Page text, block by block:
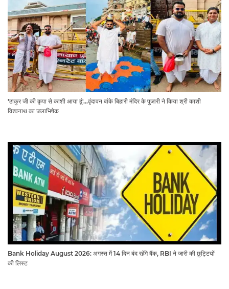
'ठाकुर जी की कृपा से काशी आया हूं'...वृंदावन बांके बिहारी मंदिर के पुजारी ने किया श्री काशी
विश्वनाथ का जलाभिषेक
Bank Holiday August 2026: अगस्त में 14 दिन बंद रहेंगे बैंक, RBI ने जारी की छुट्टियों
की लिस्ट​​​​​​​